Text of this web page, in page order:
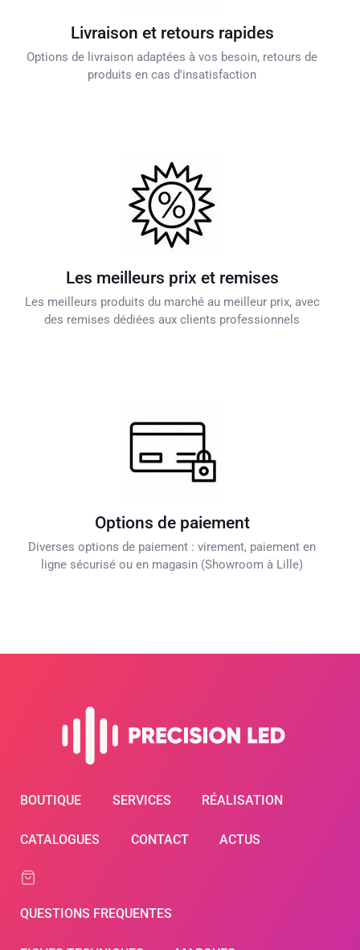
Livraison et retours rapides
Options de livraison adaptées à vos besoin, retours de
produits en cas d'insatisfaction
Les meilleurs prix et remises
Les meilleurs produits du marché au meilleur prix, avec
des remises dédiées aux clients professionnels
Options de paiement
Diverses options de paiement : virement, paiement en
ligne sécurisé ou en magasin (Showroom à Lille)
BOUTIQUE SERVICES RÉALISATION
CATALOGUES CONTACT ACTUS
QUESTIONS FREQUENTES